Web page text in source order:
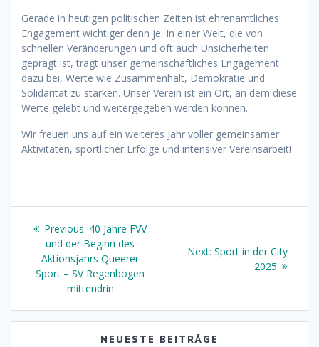
Gerade in heutigen politischen Zeiten ist ehrenamtliches
Engagement wichtiger denn je. In einer Welt, die von
schnellen Veränderungen und oft auch Unsicherheiten
geprägt ist, trägt unser gemeinschaftliches Engagement
dazu bei, Werte wie Zusammenhalt, Demokratie und
Solidarität zu stärken. Unser Verein ist ein Ort, an dem diese
Werte gelebt und weitergegeben werden können.
Wir freuen uns auf ein weiteres Jahr voller gemeinsamer
Aktivitäten, sportlicher Erfolge und intensiver Vereinsarbeit!
Beitragsnavigation
Previous: Previous
post:
40 Jahre FVV
und der Beginn des
Aktionsjahrs Queerer
Sport – SV Regenbogen
mittendrin
Next: Next
Sport in der City
2025
NEUESTE BEITRÄGE